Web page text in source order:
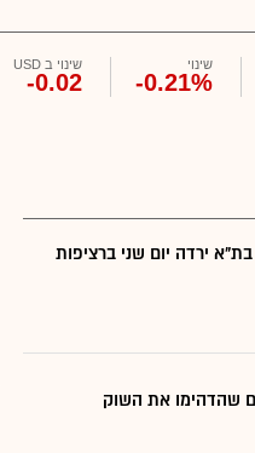
שינוי
-0.21%
שינוי ב USD
-0.02
ירדה יום שני ברציפות